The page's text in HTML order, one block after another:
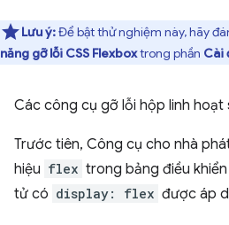
Lưu ý:Để bật thử nghiệm này, hãy
năng gỡ lỗi CSS Flexboxtrong phần Cài
Các công cụ gỡ lỗi hộp linh hoạt
Trước tiên, Công cụ cho nhà
hiệu flex trong bảng điều
tử có display: flex được áp